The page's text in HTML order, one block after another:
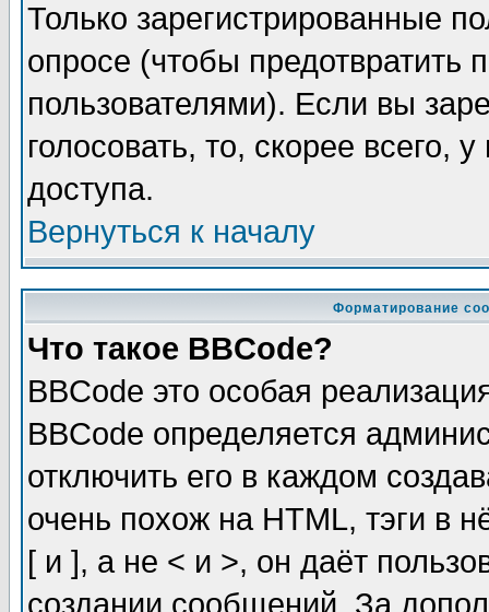
Только зарегистрированные
опросе (чтобы предотвратить
пользователями). Если вы
голосовать, то, скорее всего,
доступа.
Вернуться к началу
Форматирование
Что такое BBCode?
BBCode это особая
BBCode определяется
отключить его в каждом
очень похож на HTML, тэги в
[ и ], а не < и >, он даёт
создании сообщений. За